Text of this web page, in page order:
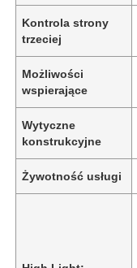
Kontrola strony
trzeciej
Możliwości
wspierające
Wytyczne
konstrukcyjne
Żywotność usługi